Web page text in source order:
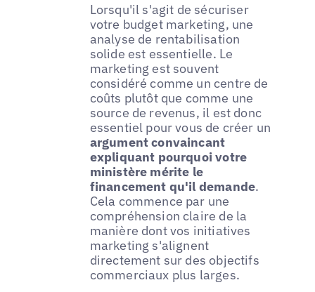
Lorsqu'il s'agit de sécuriser
votre budget marketing, une
analyse de rentabilisation
solide est essentielle. Le
marketing est souvent
considéré comme un centre de
coûts plutôt que comme une
source de revenus, il est donc
essentiel pour vous de créer un
argument convaincant
expliquant pourquoi votre
ministère mérite le
financement qu'il demande.
Cela commence par une
compréhension claire de la
manière dont vos initiatives
marketing s'alignent
directement sur des objectifs
commerciaux plus larges.